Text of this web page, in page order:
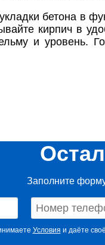
бетона в
кирпич в
и уровень.
Заполните
Условия и даёте своё